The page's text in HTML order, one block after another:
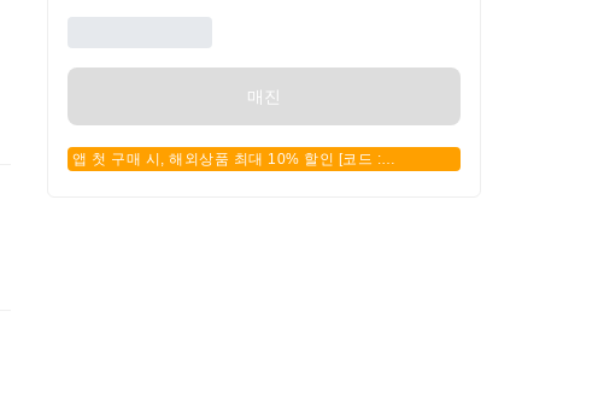
매진
앱 첫 구매 시, 해외상품 최대 10% 할인 [코드 :